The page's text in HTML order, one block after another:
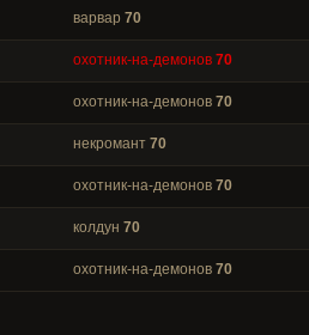
варвар 70
охотник-на-демонов 70
охотник-на-демонов 70
некромант 70
охотник-на-демонов 70
колдун 70
охотник-на-демонов 70